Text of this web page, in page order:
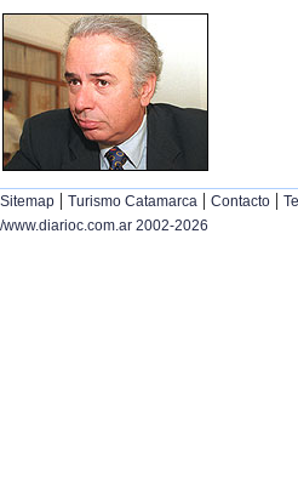
Sitemap | Turismo Catamarca | Contacto |
/www.diarioc.com.ar 2002-2026